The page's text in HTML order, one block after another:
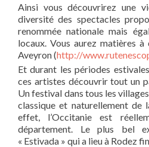
Ainsi vous découvrirez une
diversité des spectacles
renommée nationale mais
locaux. Vous aurez matières
Aveyron (http://
Et durant les périodes
ces artistes découvrir tout un
Un festival dans tous les
classique et naturellement de
effet, l’Occitanie est
département. Le plus bel
« Estivada » qui a lieu à Rodez